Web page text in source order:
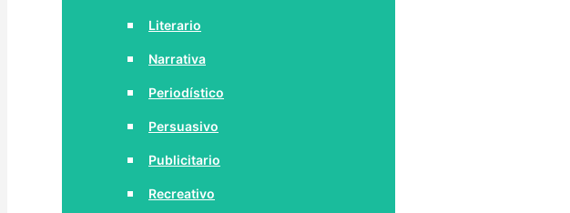
Literario
Narrativa
Periodístico
Persuasivo
Publicitario
Recreativo